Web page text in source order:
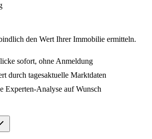
den Wert Ihrer Immobilie ermitteln.
sofort, ohne Anmeldung
durch tagesaktuelle Marktdaten
Experten-Analyse auf Wunsch